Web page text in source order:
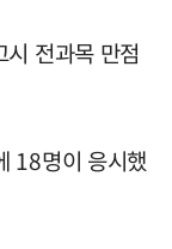
전과목 만점
18명이 응시했